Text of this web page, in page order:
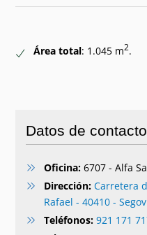
Área total: 1.045 m2.
Datos de contacto
Oficina:6707 - Alfa
Dirección: Carretera
Rafael - 40410 -
Teléfonos: 921 171